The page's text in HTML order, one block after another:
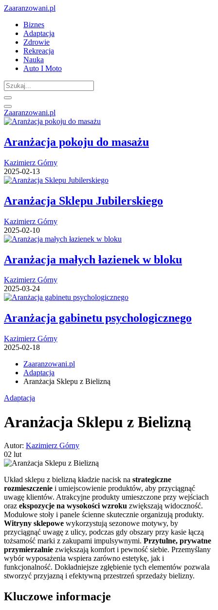
Zaaranzowani.pl
Biznes
Adaptacja
Zdrowie
Rekreacja
Nauka
Auto I Moto
Zaaranzowani.pl
Aranżacja pokoju do masażu
Kazimierz Górny
2025-02-13
Aranżacja Sklepu Jubilerskiego
Kazimierz Górny
2025-02-10
Aranżacja małych łazienek w bloku
Kazimierz Górny
2025-03-24
Aranżacja gabinetu psychologicznego
Kazimierz Górny
2025-02-18
Zaaranzowani.pl
Adaptacja
Aranżacja Sklepu z Bielizną
Adaptacja
Aranżacja Sklepu z Bielizną
Autor: Kazimierz Górny
02 lut
Układ sklepu z bielizną kładzie nacisk na strategiczne
rozmieszczenie i umiejscowienie produktów, aby przyciągnąć
uwagę klientów. Atrakcyjne produkty umieszczone przy wejściach
oraz ekspozycje na wysokości wzroku zwiększają widoczność.
Modułowe stoły i panele ścienne skutecznie organizują produkty.
Witryny sklepowe wykorzystują sezonowe motywy, by
przyciągnąć uwagę z ulicy, podczas gdy obszary przy kasie łączą
tożsamość marki z zakupami impulsywnymi. Przytulne, prywatne
przymierzalnie zwiększają komfort i pewność siebie. Przemyślany
wybór wyposażenia wspiera zarówno estetykę, jak i
funkcjonalność. Dokładniejsze zgłębienie tych elementów pozwala
stworzyć przyjazną i efektywną przestrzeń sprzedaży bielizny.
Kluczowe informacje